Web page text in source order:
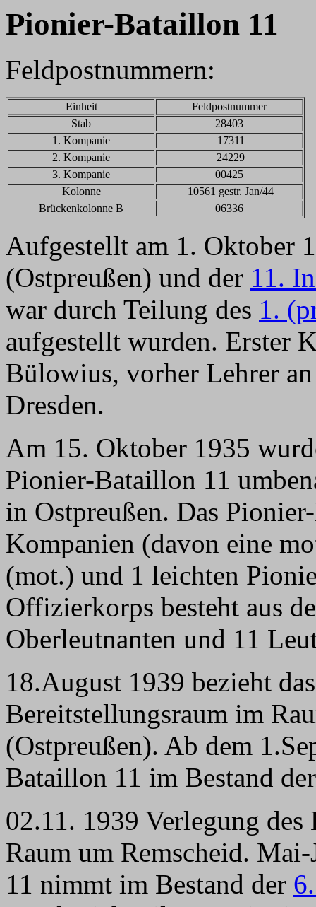
Pionier-Bataillon 11
Feldpostnummern:
Einheit
Feldpostnummer
Stab
28403
1. Kompanie
17311
2. Kompanie
24229
3. Kompanie
00425
Kolonne
10561 gestr. Jan/44
Brückenkolonne B
06336
Aufgestellt am 1. Oktober
(Ostpreußen) und der 11.
war durch Teilung des 1.
aufgestellt wurden. Erster
Bülowius, vorher Lehrer
Dresden.
Am 15. Oktober 1935
Pionier-Bataillon 11
in Ostpreußen. Das
Kompanien (davon eine
(mot.) und 1 leichten
Offizierkorps besteht aus
Oberleutnanten und 11
18.August 1939 bezieht
Bereitstellungsraum im
(Ostpreußen). Ab dem
Bataillon 11 im Bestand
02.11. 1939 Verlegung
Raum um Remscheid.
11 nimmt im Bestand der